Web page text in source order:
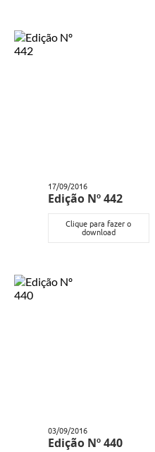
17/09/2016
Edição Nº 442
Clique para fazer o
download
03/09/2016
Edição Nº 440